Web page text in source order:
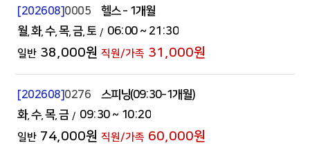
[202608]0005
헬스 - 1개월
월 화 수 목 금 토 06:00 ~ 21:30
38,000원 31,000원
[202608]0276
스피닝(09:30-1개월)
화 수 목 금 09:30 ~ 10:20
74,000원 60,000원